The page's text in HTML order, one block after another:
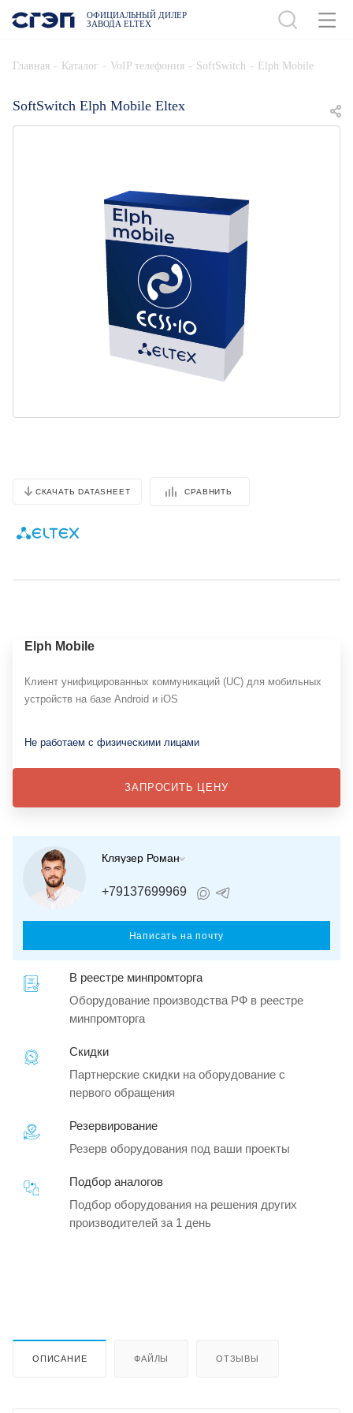
ОФИЦИАЛЬНЫЙ ДИЛЕР
ЗАВОДА ELTEX
Главная - Каталог - VoIP телефония - SoftSwitch - Elph Mobile
SoftSwitch Elph Mobile Eltex
СКАЧАТЬ DATASHEET СРАВНИТЬ
Elph Mobile
Клиент унифицированных коммуникаций (UC) для мобильных
устройств на базе Android и iOS
Не работаем с физическими лицами
ЗАПРОСИТЬ ЦЕНУ
Кляузер Роман
+79137699969
Написать на почту
В реестре минпромторга
Оборудование производства РФ в реестре
минпромторга
Скидки
Партнерские скидки на оборудование с
первого обращения
Резервирование
Резерв оборудования под ваши проекты
Подбор аналогов
Подбор оборудования на решения других
производителей за 1 день
ОПИСАНИЕ ФАЙЛЫ ОТЗЫВЫ